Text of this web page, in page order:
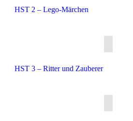
HST 2 – Lego-Märchen
HST 3 – Ritter und Zauberer